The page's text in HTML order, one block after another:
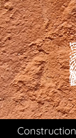
Construction